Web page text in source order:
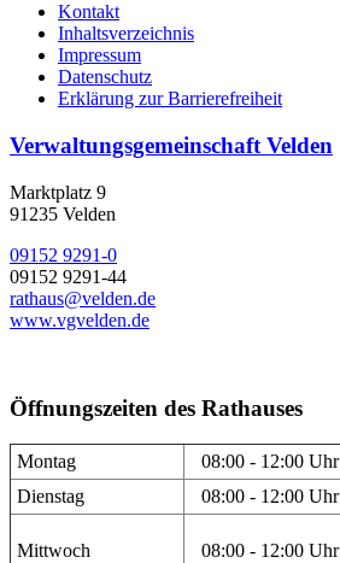
Kontakt
Inhaltsverzeichnis
Impressum
Datenschutz
Erklärung zur Barrierefreiheit
Verwaltungsgemeinschaft Velden
Marktplatz 9
91235 Velden
09152 9291-0
09152 9291-44
rathaus@velden.de
www.vgvelden.de
Öffnungszeiten des Rathauses
Montag 08:00 - 12:00 Uhr
Dienstag
08:00 - 12:00 Uhr
Mittwoch 08:00 - 12:00 Uhr